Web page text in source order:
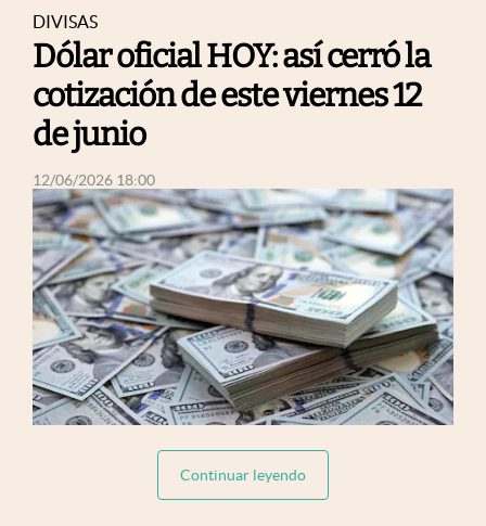
DIVISAS
Dólar oficial HOY: así cerró la
cotización de este viernes 12
de junio
12/06/2026 18:00
Continuar leyendoabre en nueva pestaña